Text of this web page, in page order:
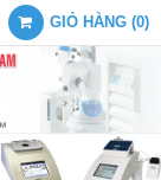
GIỎ HÀNG (0)